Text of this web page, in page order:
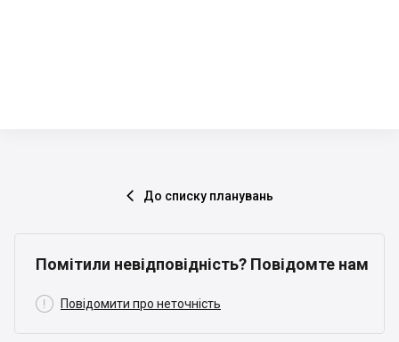
 До списку планувань
Помітили невідповідність? Повідомте нам
 Повідомити про неточність